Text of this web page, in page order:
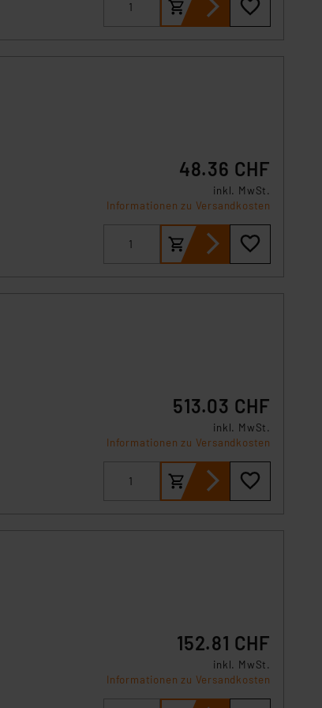
übermittelten
48.36 CHF
inkl. MwSt.
Informationen zu Versandkosten
513.03 CHF
inkl. MwSt.
Informationen zu Versandkosten
152.81 CHF
inkl. MwSt.
Informationen zu Versandkosten